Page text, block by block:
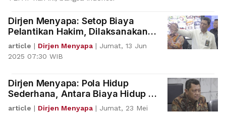
Dirjen Menyapa: Setop Biaya
Pelantikan Hakim, Dilaksanakan
dengan Sederhana!
article | Dirjen Menyapa | Jumat, 13 Jun
2025 07:30 WIB
Dirjen Menyapa: Pola Hidup
Sederhana, Antara Biaya Hidup Vs
Gaya Hidup
article | Dirjen Menyapa | Jumat, 23 Mei